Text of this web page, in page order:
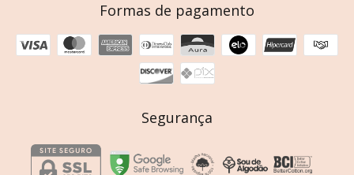
Formas de pagamento
Segurança